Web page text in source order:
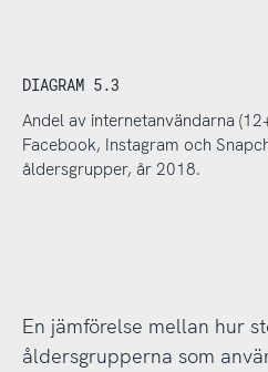
DIAGRAM 5.3
Andel av internetanvändarna
Facebook, Instagram och
åldersgrupper, år 2018.
En jämförelse mellan hur
åldersgrupperna som